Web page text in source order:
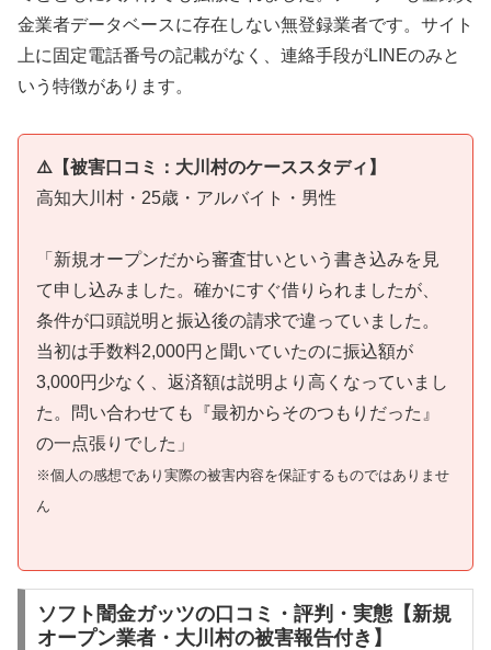
金業者データベースに存在しない無登録業者です。サイト
上に固定電話番号の記載がなく、連絡手段がLINEのみと
いう特徴があります。
⚠️【被害口コミ：大川村のケーススタディ】
高知大川村・25歳・アルバイト・男性
「新規オープンだから審査甘いという書き込みを見
て申し込みました。確かにすぐ借りられましたが、
条件が口頭説明と振込後の請求で違っていました。
当初は手数料2,000円と聞いていたのに振込額が
3,000円少なく、返済額は説明より高くなっていまし
た。問い合わせても『最初からそのつもりだった』
の一点張りでした」
※個人の感想であり実際の被害内容を保証するものではありませ
ん
ソフト闇金ガッツの口コミ・評判・実態【新規
オープン業者・大川村の被害報告付き】